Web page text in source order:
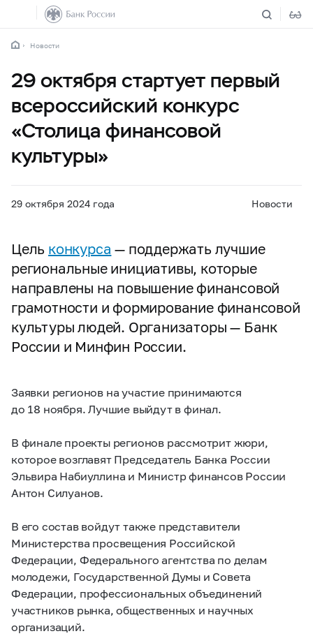
Новости
29 октября стартует первый
всероссийский конкурс
«Столица финансовой
культуры»
29 октября 2024 года Новости
Цель конкурса — поддержать лучшие
региональные инициативы, которые
направлены на повышение финансовой
грамотности и формирование финансовой
культуры людей. Организаторы — Банк
России и Минфин России.
Заявки регионов на участие принимаются
до 18 ноября. Лучшие выйдут в финал.
В финале проекты регионов рассмотрит жюри,
которое возглавят Председатель Банка России
Эльвира Набиуллина и Министр финансов России
Антон Силуанов.
В его состав войдут также представители
Министерства просвещения Российской
Федерации, Федерального агентства по делам
молодежи, Государственной Думы и Совета
Федерации, профессиональных объединений
участников рынка, общественных и научных
организаций.